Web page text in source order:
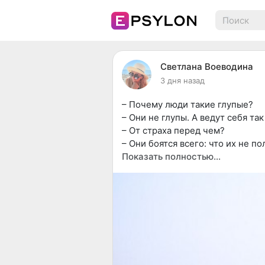
Светлана Воеводина
3 дня назад
– Почему люди такие глупые?
– Они не глупы. А ведут себя так
– От страха перед чем?
– Они боятся всего: что их не
обидят или ограбят. Они
Показать полностью…